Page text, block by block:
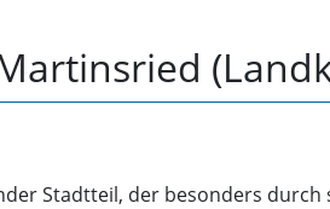
Stadtteil, der besonders